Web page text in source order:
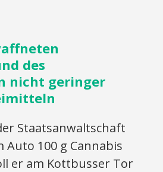
des
nicht geringer
Staatsanwaltschaft
100 g Cannabis
er am Kottbusser Tor